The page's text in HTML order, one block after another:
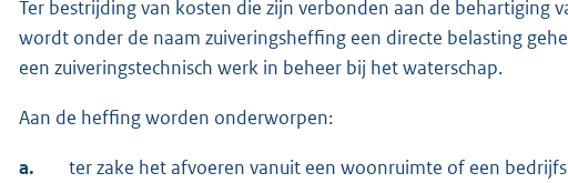
Ter bestrijding van kosten die zijn verbonden aan de behartiging
wordt onder de naam zuiveringsheffing een directe belasting
een zuiveringstechnisch werk in beheer bij het waterschap.
Aan de heffing worden onderworpen:
a.
ter zake het afvoeren vanuit een woonruimte of een